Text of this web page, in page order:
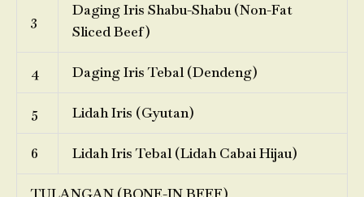
3
Daging Iris Shabu-Shabu (Non-Fat
Sliced Beef)
4 Daging Iris Tebal (Dendeng)
5 Lidah Iris (Gyutan)
6 Lidah Iris Tebal (Lidah Cabai Hijau)